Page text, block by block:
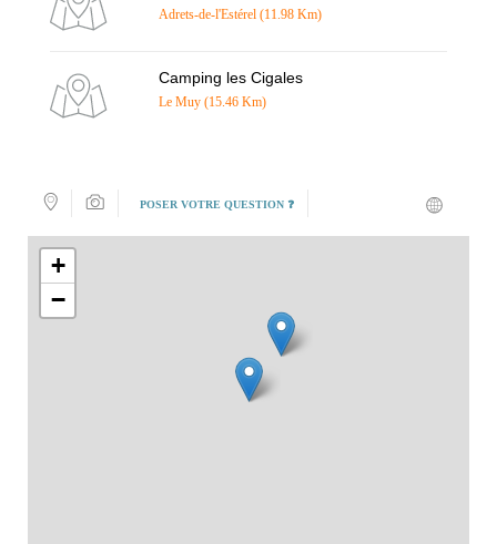
Adrets-de-l'Estérel (11.98 Km)
Camping les Cigales
Le Muy (15.46 Km)
POSER VOTRE QUESTION ❓
+
−